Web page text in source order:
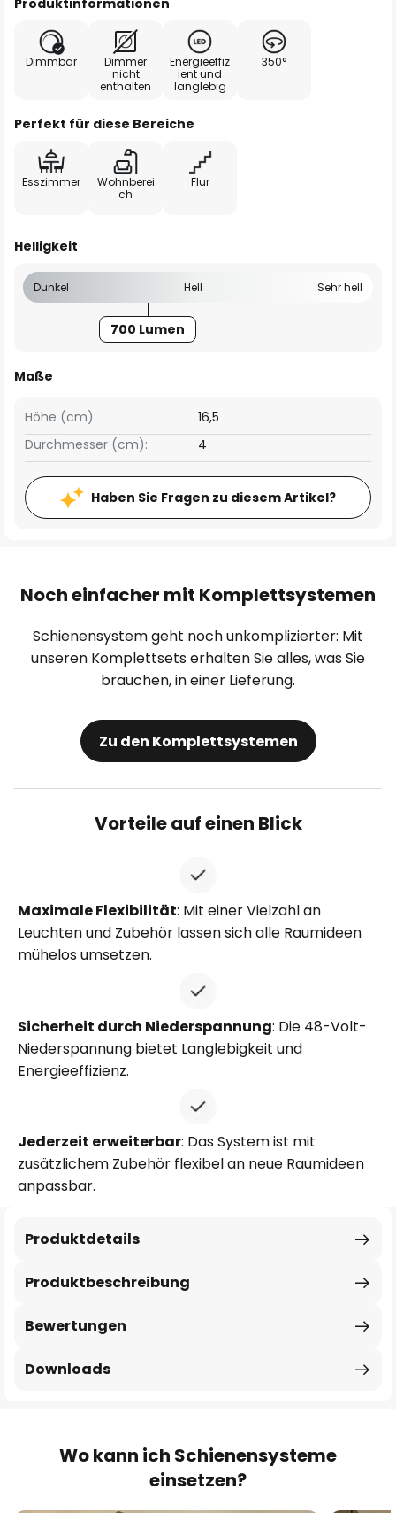
Noch einfacher mit Komplettsystemen
Schienensystem geht noch unkomplizierter: Mit
unseren Komplettsets erhalten Sie alles, was Sie
brauchen, in einer Lieferung.
Zu den Komplettsystemen
Vorteile auf einen Blick
Maximale Flexibilität: Mit einer Vielzahl an
Leuchten und Zubehör lassen sich alle Raumideen
mühelos umsetzen.
Sicherheit durch Niederspannung: Die 48-Volt-
Niederspannung bietet Langlebigkeit und
Energieeffizienz.
Jederzeit erweiterbar: Das System ist mit
zusätzlichem Zubehör flexibel an neue Raumideen
anpassbar.
Produktinformationen
Dimmbar
Dimmer
nicht
enthalten
Energieeffiz
ient und
langlebig
350°
Perfekt für diese Bereiche
Esszimmer
Wohnberei
ch
Flur
Helligkeit
Dunkel Hell Sehr hell
700 Lumen
Maße
Höhe (cm):
16,5
Durchmesser (cm):
4
Haben Sie Fragen zu diesem Artikel?
Wo kann ich Schienensysteme
einsetzen?
Produktbeschreibung
Produktdetails
Bewertungen
Downloads